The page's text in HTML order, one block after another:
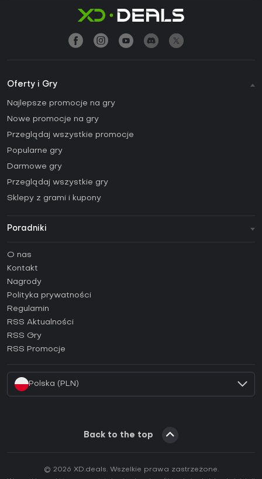
Oferty i Gry
Najlepsze promocje na gry
Nowe promocje na gry
Przeglądaj wszystkie promocje
Popularne gry
Darmowe gry
Przeglądaj wszystkie gry
Sklepy z grami i kupony
Poradniki
Poradniki
Jak aktywować klucz Steam (CD Key)?
Jak aktywować klucz Epic Games (CD Key)?
Jak aktywować klucz GOG (CD Key)?
Jak aktywować klucz Ubisoft Connect (CD Key)?
O nas
Kontakt
Nagrody
Polityka prywatności
Regulamin
RSS Aktualności
RSS Gry
RSS Promocje
Polska (PLN)
Back to the top
© 2026 XD.deals. Wszelkie prawa zastrzeżone.